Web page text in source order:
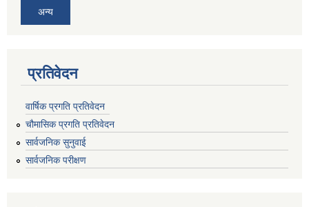
अन्य
प्रतिवेदन
वार्षिक प्रगति प्रतिवेदन
चौमासिक प्रगति प्रतिवेदन
सार्वजनिक सुनुवाई
सार्वजनिक परीक्षण